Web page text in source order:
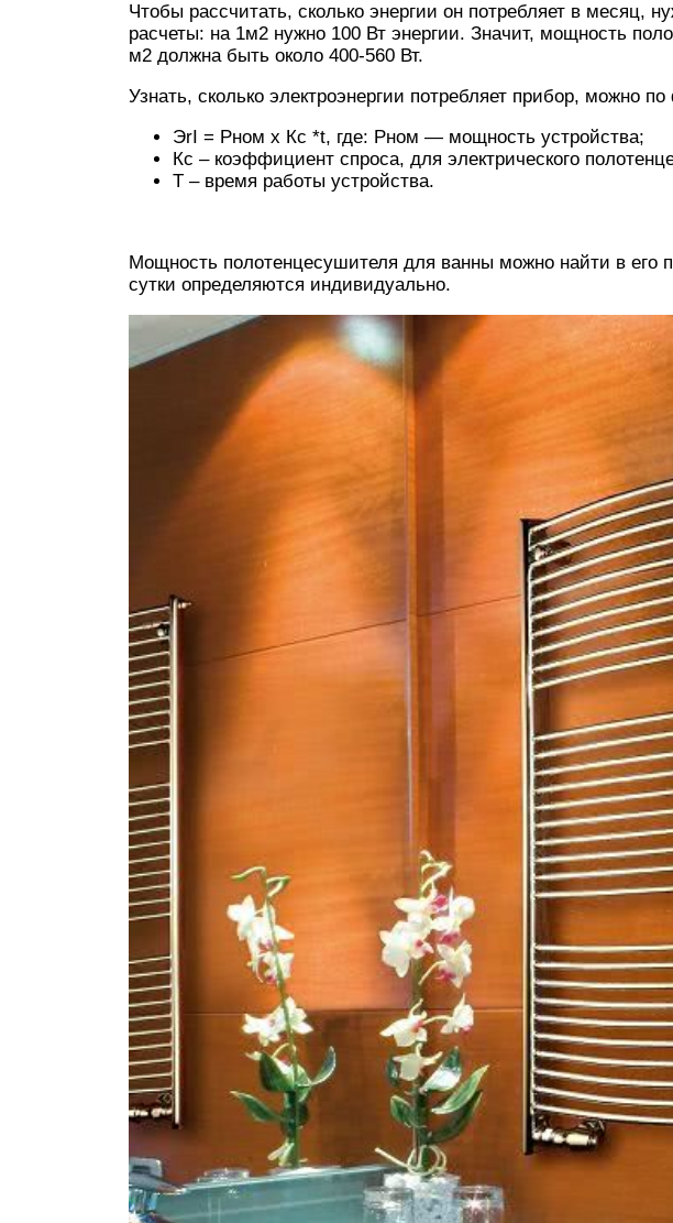
Чтобы рассчитать, сколько энергии он потребляет в месяц,
расчеты: на 1м2 нужно 100 Вт энергии. Значит, мощность
м2 должна быть около 400-560 Вт.
Узнать, сколько электроэнергии потребляет прибор, можно
ЭrI = Pном х Кс *t, где: Рном — мощность устройства;
Кс – коэффициент спроса, для электрического
Т – время работы устройства.
Мощность полотенцесушителя для ванны можно найти в его
сутки определяются индивидуально.